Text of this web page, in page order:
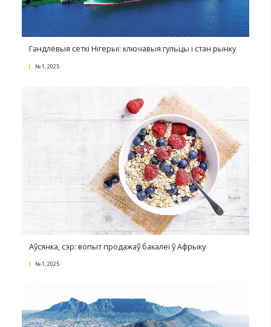
Лагістыка і яе рызыкі ў Афрыцы
№ 1, 2025